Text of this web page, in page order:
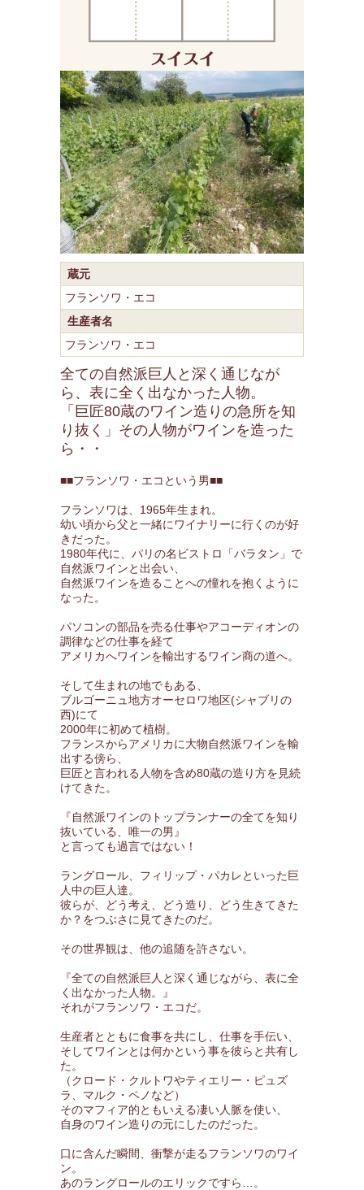
蔵元
フランソワ・エコ
生産者名
フランソワ・エコ
全ての自然派巨人と深く通じなが
ら、表に全く出なかった人物。
「巨匠80蔵のワイン造りの急所を知
り抜く」その人物がワインを造った
ら・・
■■フランソワ・エコという男■■
フランソワは、1965年生まれ。
幼い頃から父と一緒にワイナリーに行くのが好
きだった。
1980年代に、パリの名ビストロ「バラタン」で
自然派ワインと出会い、
自然派ワインを造ることへの憧れを抱くように
なった。
パソコンの部品を売る仕事やアコーディオンの
調律などの仕事を経て
アメリカへワインを輸出するワイン商の道へ。
そして生まれの地でもある、
ブルゴーニュ地方オーセロワ地区(シャブリの
西)にて
2000年に初めて植樹。
フランスからアメリカに大物自然派ワインを輸
出する傍ら、
巨匠と言われる人物を含め80蔵の造り方を見続
けてきた。
『自然派ワインのトップランナーの全てを知り
抜いている、唯一の男』
と言っても過言ではない！
ラングロール、フィリップ・パカレといった巨
人中の巨人達。
彼らが、どう考え、どう造り、どう生きてきた
か？をつぶさに見てきたのだ。
その世界観は、他の追随を許さない。
『全ての自然派巨人と深く通じながら、表に全
く出なかった人物。』
それがフランソワ・エコだ。
生産者とともに食事を共にし、仕事を手伝い、
そしてワインとは何かという事を彼らと共有し
た。
（クロード・クルトワやティエリー・ピュズ
ラ、マルク・ペノなど）
そのマフィア的ともいえる凄い人脈を使い、
自身のワイン造りの元にしたのだった。
口に含んだ瞬間、衝撃が走るフランソワのワイ
ン。
あのラングロールのエリックですら…。